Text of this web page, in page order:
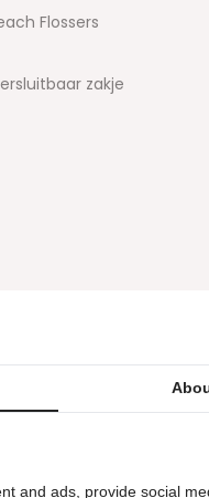
Flossers
zakje
met aangepaste
verzegeling na de
van 100%.
and ads, provide social